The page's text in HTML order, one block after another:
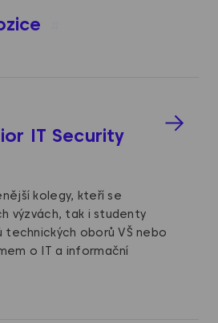
IT Security
kolegy, kteří se
výzvách, tak i studenty
technických oborů VŠ nebo
o IT a informační